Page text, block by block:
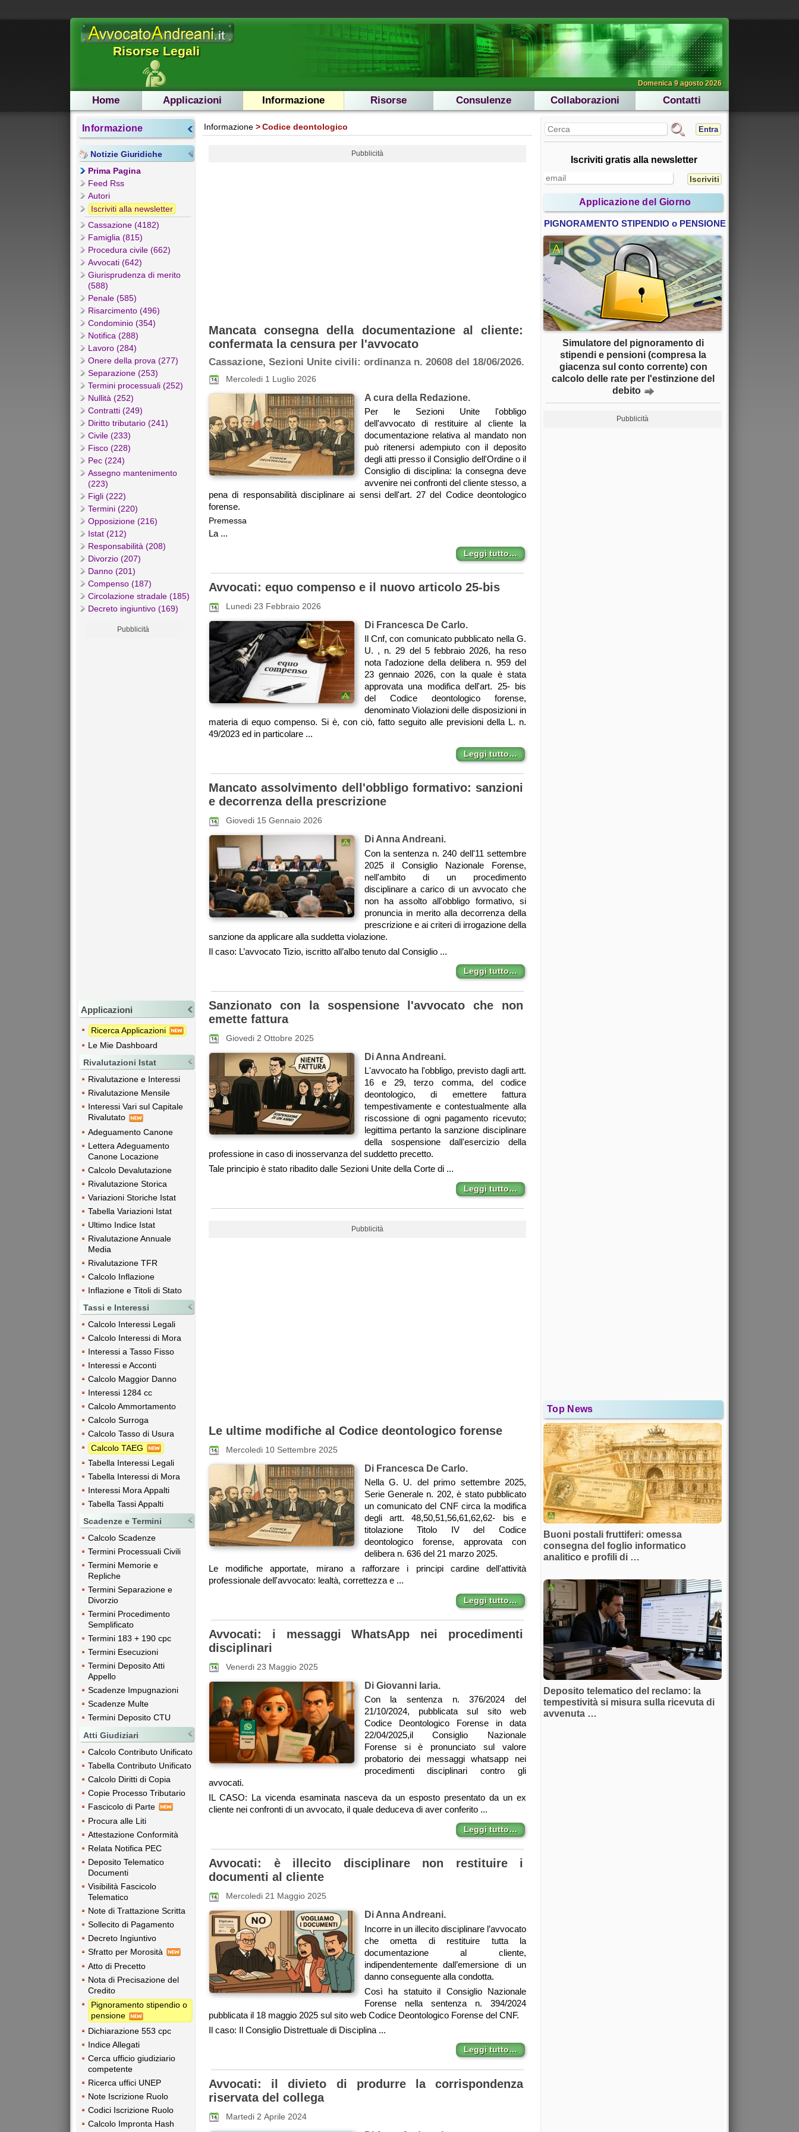
Risorse Legali
Domenica 9 agosto 2026
Home Applicazioni Informazione Risorse Consulenze Collaborazioni Contatti
Informazione
Notizie Giuridiche
Prima Pagina
Feed Rss
Autori
Iscriviti alla newsletter
Cassazione (4182)
Famiglia (815)
Procedura civile (662)
Avvocati (642)
Giurisprudenza di merito
(588)
Penale (585)
Risarcimento (496)
Condominio (354)
Notifica (288)
Lavoro (284)
Onere della prova (277)
Separazione (253)
Termini processuali (252)
Nullità (252)
Contratti (249)
Diritto tributario (241)
Civile (233)
Fisco (228)
Pec (224)
Assegno mantenimento
(223)
Figli (222)
Termini (220)
Opposizione (216)
Istat (212)
Responsabilità (208)
Divorzio (207)
Danno (201)
Compenso (187)
Circolazione stradale (185)
Decreto ingiuntivo (169)
Pubblicità
Applicazioni
Ricerca Applicazioni
Le Mie Dashboard
Rivalutazioni Istat
Rivalutazione e Interessi
Rivalutazione Mensile
Interessi Vari sul Capitale
Rivalutato
Adeguamento Canone
Lettera Adeguamento
Canone Locazione
Calcolo Devalutazione
Rivalutazione Storica
Variazioni Storiche Istat
Tabella Variazioni Istat
Ultimo Indice Istat
Rivalutazione Annuale
Media
Rivalutazione TFR
Calcolo Inflazione
Inflazione e Titoli di Stato
Tassi e Interessi
Calcolo Interessi Legali
Calcolo Interessi di Mora
Interessi a Tasso Fisso
Interessi e Acconti
Calcolo Maggior Danno
Interessi 1284 cc
Calcolo Ammortamento
Calcolo Surroga
Calcolo Tasso di Usura
Calcolo TAEG
Tabella Interessi Legali
Tabella Interessi di Mora
Interessi Mora Appalti
Tabella Tassi Appalti
Scadenze e Termini
Calcolo Scadenze
Termini Processuali Civili
Termini Memorie e
Repliche
Termini Separazione e
Divorzio
Termini Procedimento
Semplificato
Termini 183 + 190 cpc
Termini Esecuzioni
Termini Deposito Atti
Appello
Scadenze Impugnazioni
Scadenze Multe
Termini Deposito CTU
Atti Giudiziari
Calcolo Contributo Unificato
Tabella Contributo Unificato
Calcolo Diritti di Copia
Copie Processo Tributario
Fascicolo di Parte
Procura alle Liti
Attestazione Conformità
Relata Notifica PEC
Deposito Telematico
Documenti
Visibilità Fascicolo
Telematico
Note di Trattazione Scritta
Sollecito di Pagamento
Decreto Ingiuntivo
Sfratto per Morosità
Atto di Precetto
Nota di Precisazione del
Credito
Pignoramento stipendio o
pensione
Dichiarazione 553 cpc
Indice Allegati
Cerca ufficio giudiziario
competente
Ricerca uffici UNEP
Note Iscrizione Ruolo
Codici Iscrizione Ruolo
Calcolo Impronta Hash
Informazione Codice deontologico
Pubblicità
Mancata consegna della documentazione al cliente:
confermata la censura per l'avvocato
Cassazione, Sezioni Unite civili: ordinanza n. 20608 del 18/06/2026.
Mercoledi 1 Luglio 2026
A cura della Redazione.
Per le Sezioni Unite l'obbligo
dell'avvocato di restituire al cliente la
documentazione relativa al mandato non
può ritenersi adempiuto con il deposito
degli atti presso il Consiglio dell'Ordine o il
Consiglio di disciplina: la consegna deve
avvenire nei confronti del cliente stesso, a
pena di responsabilità disciplinare ai sensi dell'art. 27 del Codice deontologico
forense.
Premessa
La ...
Leggi tutto…
Avvocati: equo compenso e il nuovo articolo 25-bis
Lunedi 23 Febbraio 2026
Di Francesca De Carlo.
Il Cnf, con comunicato pubblicato nella G.
U. , n. 29 del 5 febbraio 2026, ha reso
nota l'adozione della delibera n. 959 del
23 gennaio 2026, con la quale è stata
approvata una modifica dell'art. 25- bis
del Codice deontologico forense,
denominato Violazioni delle disposizioni in
materia di equo compenso. Si è, con ciò, fatto seguito alle previsioni della L. n.
49/2023 ed in particolare ...
Leggi tutto…
Mancato assolvimento dell'obbligo formativo: sanzioni
e decorrenza della prescrizione
Giovedi 15 Gennaio 2026
Di Anna Andreani.
Con la sentenza n. 240 dell'11 settembre
2025 il Consiglio Nazionale Forense,
nell'ambito di un procedimento
disciplinare a carico di un avvocato che
non ha assolto all'obbligo formativo, si
pronuncia in merito alla decorrenza della
prescrizione e ai criteri di irrogazione della
sanzione da applicare alla suddetta violazione.
Il caso: L’avvocato Tizio, iscritto all’albo tenuto dal Consiglio ...
Leggi tutto…
Sanzionato con la sospensione l'avvocato che non
emette fattura
Giovedi 2 Ottobre 2025
Di Anna Andreani.
L'avvocato ha l'obbligo, previsto dagli artt.
16 e 29, terzo comma, del codice
deontologico, di emettere fattura
tempestivamente e contestualmente alla
riscossione di ogni pagamento ricevuto;
legittima pertanto la sanzione disciplinare
della sospensione dall'esercizio della
professione in caso di inosservanza del suddetto precetto.
Tale principio è stato ribadito dalle Sezioni Unite della Corte di ...
Leggi tutto…
Pubblicità
Le ultime modifiche al Codice deontologico forense
Mercoledi 10 Settembre 2025
Di Francesca De Carlo.
Nella G. U. del primo settembre 2025,
Serie Generale n. 202, è stato pubblicato
un comunicato del CNF circa la modifica
degli artt. 48,50,51,56,61,62,62- bis e
titolazione Titolo IV del Codice
deontologico forense, approvata con
delibera n. 636 del 21 marzo 2025.
Le modifiche apportate, mirano a rafforzare i principi cardine dell'attività
professionale dell'avvocato: lealtà, correttezza e ...
Leggi tutto…
Avvocati: i messaggi WhatsApp nei procedimenti
disciplinari
Venerdi 23 Maggio 2025
Di Giovanni Iaria.
Con la sentenza n. 376/2024 del
21/10/2024, pubblicata sul sito web
Codice Deontologico Forense in data
22/04/2025,il Consiglio Nazionale
Forense si è pronunciato sul valore
probatorio dei messaggi whatsapp nei
procedimenti disciplinari contro gli
avvocati.
IL CASO: La vicenda esaminata nasceva da un esposto presentato da un ex
cliente nei confronti di un avvocato, il quale deduceva di aver conferito ...
Leggi tutto…
Avvocati: è illecito disciplinare non restituire i
documenti al cliente
Mercoledi 21 Maggio 2025
Di Anna Andreani.
Incorre in un illecito disciplinare l’avvocato
che ometta di restituire tutta la
documentazione al cliente,
indipendentemente dall’emersione di un
danno conseguente alla condotta.
Così ha statuito il Consiglio Nazionale
Forense nella sentenza n. 394/2024
pubblicata il 18 maggio 2025 sul sito web Codice Deontologico Forense del CNF.
Il caso: Il Consiglio Distrettuale di Disciplina ...
Leggi tutto…
Avvocati: il divieto di produrre la corrispondenza
riservata del collega
Martedi 2 Aprile 2024
Entra
Iscriviti gratis alla newsletter
Applicazione del Giorno
PIGNORAMENTO STIPENDIO o PENSIONE
Simulatore del pignoramento di
stipendi e pensioni (compresa la
giacenza sul conto corrente) con
calcolo delle rate per l'estinzione del
debito
Pubblicità
Top News
Buoni postali fruttiferi: omessa
consegna del foglio informatico
analitico e profili di …
Deposito telematico del reclamo: la
tempestività si misura sulla ricevuta di
avvenuta …